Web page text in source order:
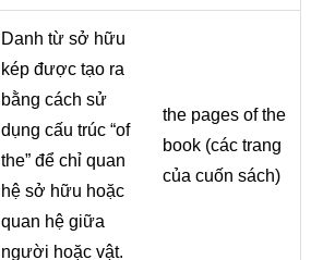
Danh từ sở hữu
kép được tạo ra
bằng cách sử
dụng cấu trúc “of
the” để chỉ quan
hệ sở hữu hoặc
quan hệ giữa
người hoặc vật.
the pages of the
book (các trang
của cuốn sách)